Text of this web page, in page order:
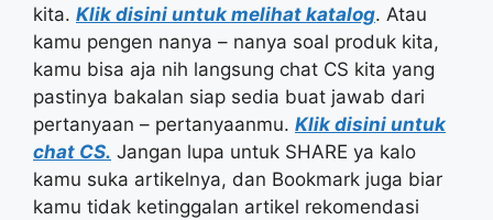
kita. Klik disini untuk melihat katalog. Atau
kamu pengen nanya – nanya soal produk kita,
kamu bisa aja nih langsung chat CS kita yang
pastinya bakalan siap sedia buat jawab dari
pertanyaan – pertanyaanmu. Klik disini untuk
chat CS. Jangan lupa untuk SHARE ya kalo
kamu suka artikelnya, dan Bookmark juga biar
kamu tidak ketinggalan artikel rekomendasi